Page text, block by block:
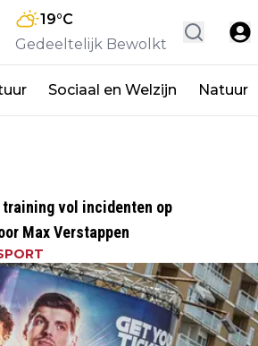
19°C
Gedeeltelijk Bewolkt
Sociaal en Welzijn Natuur
vol incidenten op
Max Verstappen